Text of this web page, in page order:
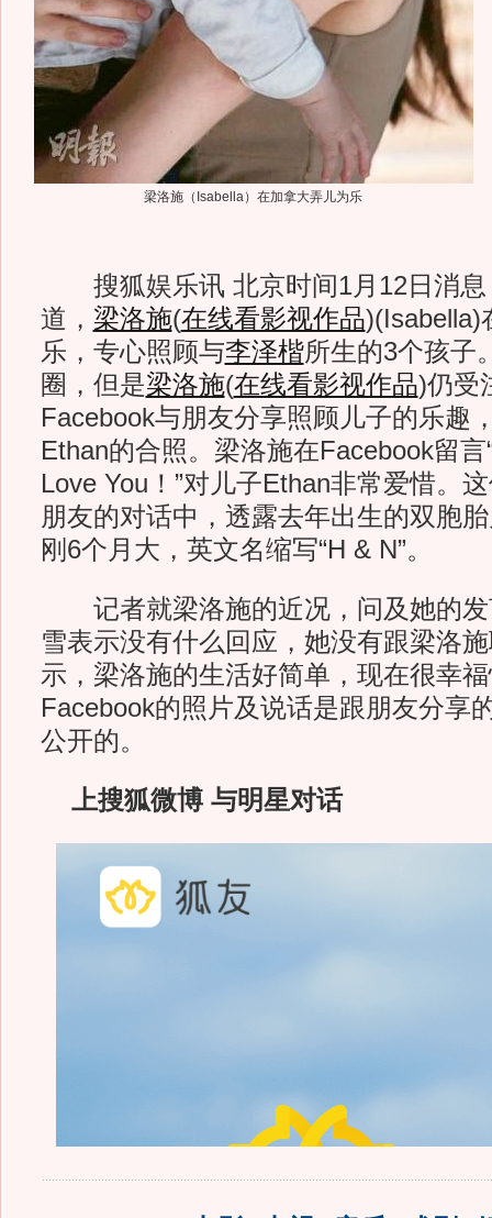
梁洛施（Isabella）在加拿大弄儿为乐
搜狐娱乐讯 北京时间1月12日消息
道， 梁洛施(在线看影视作品)(Isabella)
乐，专心照顾与李泽楷所生的3个孩子
圈，但是梁洛施(在线看影视作品)仍受
Facebook与朋友分享照顾儿子的乐趣
Ethan的合照。梁洛施在Facebook留言
Love You！”对儿子Ethan非常爱惜。
朋友的对话中，透露去年出生的双胞
刚6个月大，英文名缩写“H & N”。
记者就梁洛施的近况，问及她的发
雪表示没有什么回应，她没有跟梁洛
示，梁洛施的生活好简单，现在很幸
Facebook的照片及说话是跟朋友分享
公开的。
上搜狐微博 与明星对话